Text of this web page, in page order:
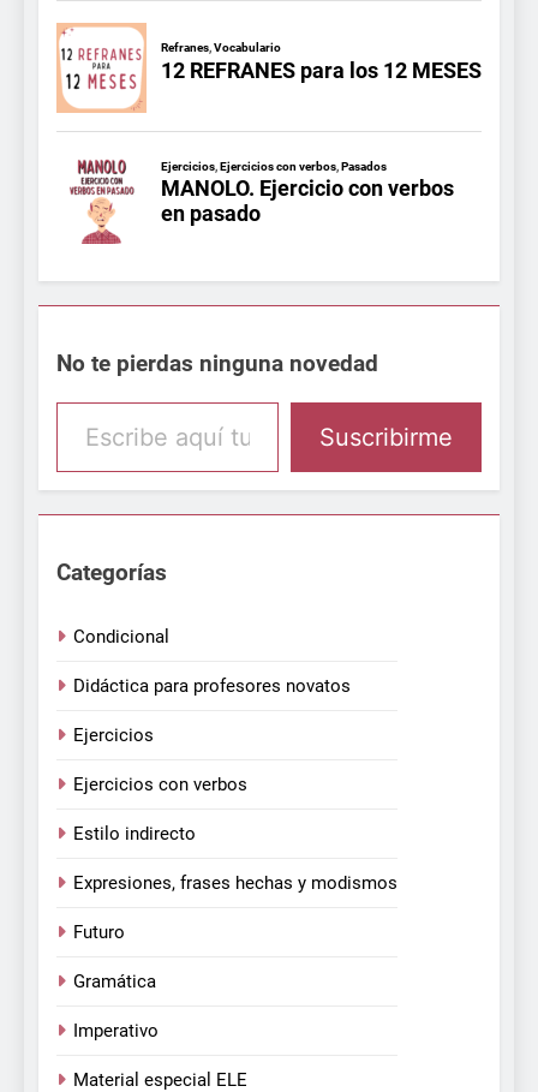
No te pierdas ninguna novedad
Escribe aquí tu email
Suscribirme
Categorías
Condicional
Didáctica para profesores novatos
Ejercicios
Ejercicios con verbos
Estilo indirecto
Expresiones, frases hechas y modismos
Futuro
Gramática
Imperativo
Material especial ELE